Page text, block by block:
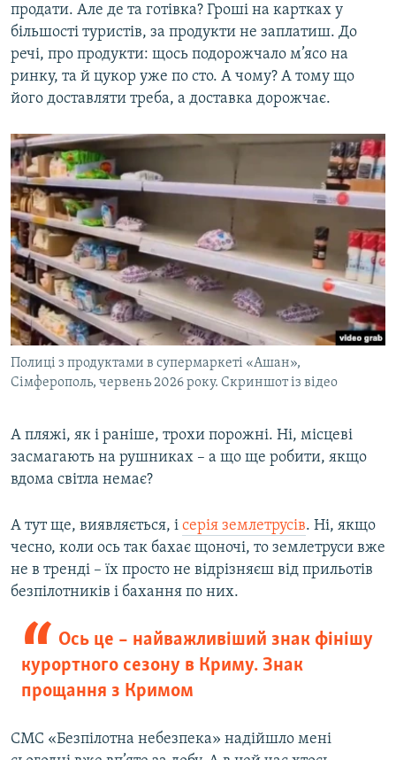
продати. Але де та готівка? Гроші на картках у
більшості туристів, за продукти не заплатиш. До
речі, про продукти: щось подорожчало м’ясо на
ринку, та й цукор уже по сто. А чому? А тому що
його доставляти треба, а доставка дорожчає.
Полиці з продуктами в супермаркеті «Ашан»,
Сімферополь, червень 2026 року. Скриншот із відео
А пляжі, як і раніше, трохи порожні. Ні, місцеві
засмагають на рушниках – а що ще робити, якщо
вдома світла немає?
А тут ще, виявляється, і серія землетрусів. Ні, якщо
чесно, коли ось так бахає щоночі, то землетруси вже
не в тренді – їх просто не відрізняєш від прильотів
безпілотників і бахання по них.
Ось це – найважливіший знак фінішу
курортного сезону в Криму. Знак
прощання з Кримом
СМС «Безпілотна небезпека» надійшло мені